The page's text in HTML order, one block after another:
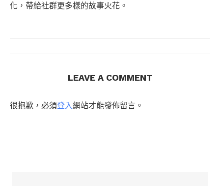
化，帶給社群更多樣的故事火花。
LEAVE A COMMENT
很抱歉，必須登入網站才能發佈留言。